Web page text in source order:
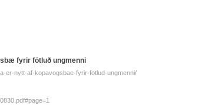
fyrir fötluð ungmenni
er-nytt-af-kopavogsbae-fyrir-fotlud-ungmenni/